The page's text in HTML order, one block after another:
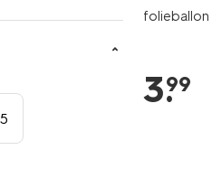
3.
99